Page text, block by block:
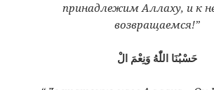
принадлежим Аллаху, и к
возвращаемся!”
حَسْبُنَا اللّٰهُ وَنِعْمَ الْ